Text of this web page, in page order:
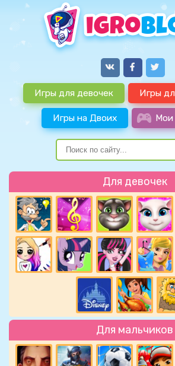
Игры для девочек Игры
Игры на Двоих Мои
Для девочек
Для мальчиков